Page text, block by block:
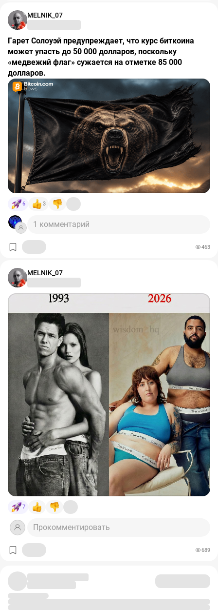
MELNIK_07
Гарет Солоуэй предупреждает, что курс биткоина
может упасть до 50 000 долларов, поскольку
«медвежий флаг» сужается на отметке 85 000
долларов.
6 3
1 комментарий
463
MELNIK_07
7
Прокомментировать
689